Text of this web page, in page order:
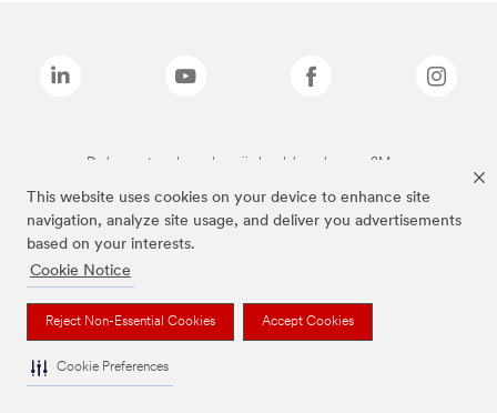
This website uses cookies on your device to enhance site
navigation, analyze site usage, and deliver you advertisements
based on your interests.
Cookie Notice
Reject Non-Essential Cookies Accept Cookies
Cookie Preferences
De bovenstaande merken zijn handelsmerken van 3M.we